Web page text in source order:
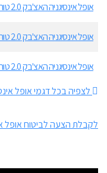
אופל אינסיגניה האצ'בק 2.0 טורבו SRI אוטומט
אופל אינסיגניה האצ'בק 2.0 טורבו אדישן אוטומט
אופל אינסיגניה האצ'בק 2.0 טורבו OPC Line אוטומט
לצפיה בכל דגמי אופל
לקבלת הצעה לביטוח אופל